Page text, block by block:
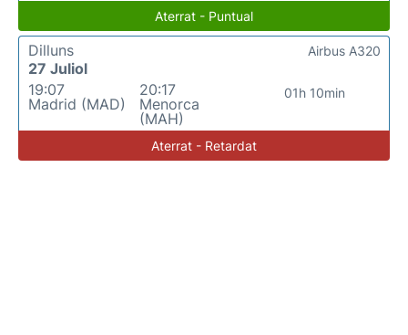
Aterrat - Puntual
Dilluns
27 Juliol
19:07
Madrid (MAD)
20:17
Menorca
(MAH)
01h 10min
Airbus A320
Aterrat - Retardat